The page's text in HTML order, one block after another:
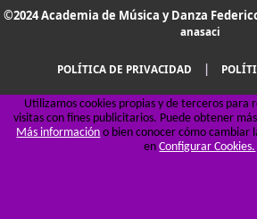
©2024 Academia de Música y Danza
anasaci
POLÍTICA DE PRIVACIDAD
Utilizamos cookies propias y de terceros para
visitas con fines publicitarios. Puede obtener
Más información o bien conocer cómo cambiar
enConfigurar Cookies.